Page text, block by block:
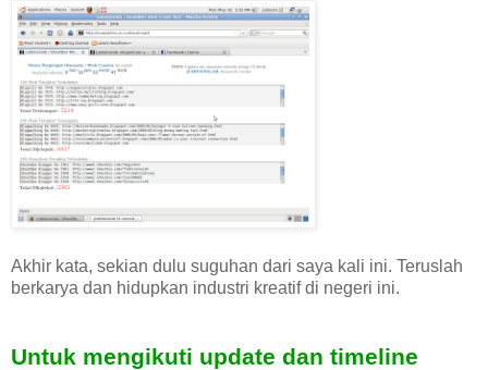
Akhir kata, sekian dulu suguhan dari saya kali ini. Teruslah
berkarya dan hidupkan industri kreatif di negeri ini.
Untuk mengikuti update dan timeline